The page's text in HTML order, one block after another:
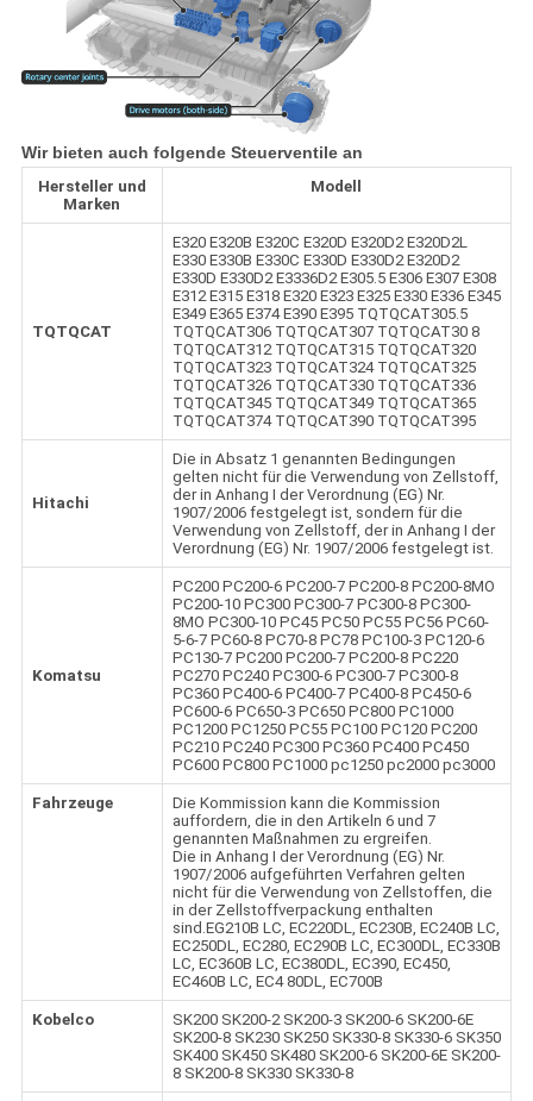
Wir bieten auch folgende Steuerventile an
Hersteller und
Marken
Modell
TQTQCAT
E320 E320B E320C E320D E320D2 E320D2L
E330 E330B E330C E330D E330D2 E320D2
E330D E330D2 E3336D2 E305.5 E306 E307 E308
E312 E315 E318 E320 E323 E325 E330 E336 E345
E349 E365 E374 E390 E395 TQTQCAT305.5
TQTQCAT306 TQTQCAT307 TQTQCAT30 8
TQTQCAT312 TQTQCAT315 TQTQCAT320
TQTQCAT323 TQTQCAT324 TQTQCAT325
TQTQCAT326 TQTQCAT330 TQTQCAT336
TQTQCAT345 TQTQCAT349 TQTQCAT365
TQTQCAT374 TQTQCAT390 TQTQCAT395
Hitachi
Die in Absatz 1 genannten Bedingungen
gelten nicht für die Verwendung von Zellstoff,
der in Anhang I der Verordnung (EG) Nr.
1907/2006 festgelegt ist, sondern für die
Verwendung von Zellstoff, der in Anhang I der
Verordnung (EG) Nr. 1907/2006 festgelegt ist.
Komatsu
PC200 PC200-6 PC200-7 PC200-8 PC200-8MO
PC200-10 PC300 PC300-7 PC300-8 PC300-
8MO PC300-10 PC45 PC50 PC55 PC56 PC60-
5-6-7 PC60-8 PC70-8 PC78 PC100-3 PC120-6
PC130-7 PC200 PC200-7 PC200-8 PC220
PC270 PC240 PC300-6 PC300-7 PC300-8
PC360 PC400-6 PC400-7 PC400-8 PC450-6
PC600-6 PC650-3 PC650 PC800 PC1000
PC1200 PC1250 PC55 PC100 PC120 PC200
PC210 PC240 PC300 PC360 PC400 PC450
PC600 PC800 PC1000 pc1250 pc2000 pc3000
Fahrzeuge
Die Kommission kann die Kommission
auffordern, die in den Artikeln 6 und 7
genannten Maßnahmen zu ergreifen.
Die in Anhang I der Verordnung (EG) Nr.
1907/2006 aufgeführten Verfahren gelten
nicht für die Verwendung von Zellstoffen, die
in der Zellstoffverpackung enthalten
sind.EG210B LC, EC220DL, EC230B, EC240B LC,
EC250DL, EC280, EC290B LC, EC300DL, EC330B
LC, EC360B LC, EC380DL, EC390, EC450,
EC460B LC, EC4 80DL, EC700B
Kobelco
SK200 SK200-2 SK200-3 SK200-6 SK200-6E
SK200-8 SK230 SK250 SK330-8 SK330-6 SK350
SK400 SK450 SK480 SK200-6 SK200-6E SK200-
8 SK200-8 SK330 SK330-8